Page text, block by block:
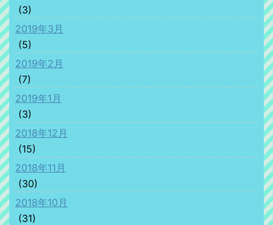
(3)
2019年3月
(5)
2019年2月
(7)
2019年1月
(3)
2018年12月
(15)
2018年11月
(30)
2018年10月
(31)